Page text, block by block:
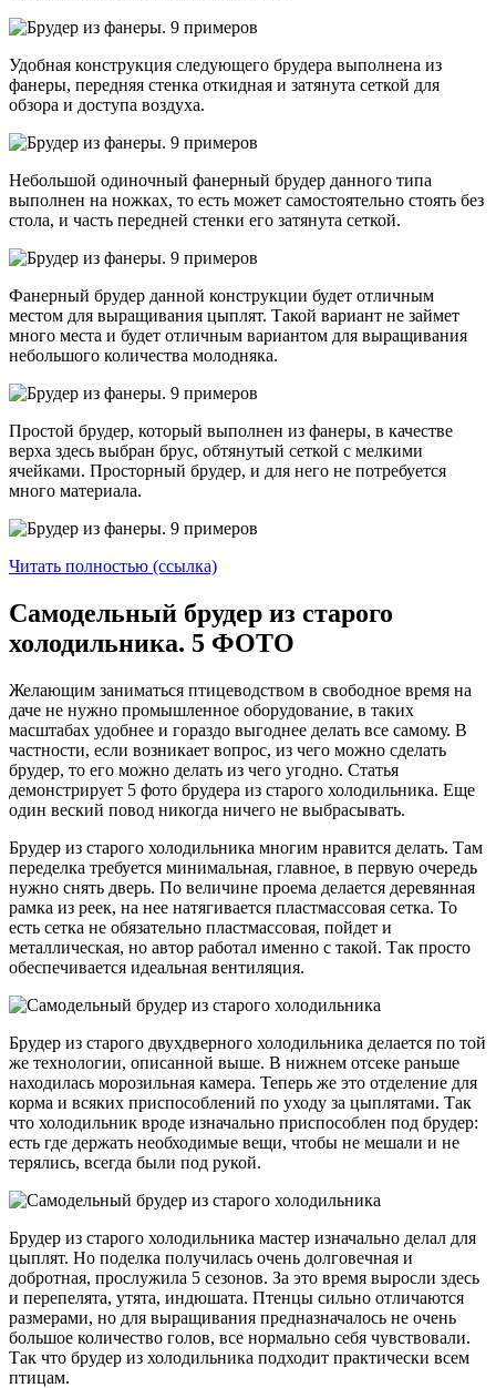
Удобная конструкция следующего брудера выполнена из
фанеры, передняя стенка откидная и затянута сеткой для
обзора и доступа воздуха.
Небольшой одиночный фанерный брудер данного типа
выполнен на ножках, то есть может самостоятельно стоять без
стола, и часть передней стенки его затянута сеткой.
Фанерный брудер данной конструкции будет отличным
местом для выращивания цыплят. Такой вариант не займет
много места и будет отличным вариантом для выращивания
небольшого количества молодняка.
Простой брудер, который выполнен из фанеры, в качестве
верха здесь выбран брус, обтянутый сеткой с мелкими
ячейками. Просторный брудер, и для него не потребуется
много материала.
Читать полностью (ссылка)
Самодельный брудер из старого
холодильника. 5 ФОТО
Желающим заниматься птицеводством в свободное время на
даче не нужно промышленное оборудование, в таких
масштабах удобнее и гораздо выгоднее делать все самому. В
частности, если возникает вопрос, из чего можно сделать
брудер, то его можно делать из чего угодно. Статья
демонстрирует 5 фото брудера из старого холодильника. Еще
один веский повод никогда ничего не выбрасывать.
Брудер из старого холодильника многим нравится делать. Там
переделка требуется минимальная, главное, в первую очередь
нужно снять дверь. По величине проема делается деревянная
рамка из реек, на нее натягивается пластмассовая сетка. То
есть сетка не обязательно пластмассовая, пойдет и
металлическая, но автор работал именно с такой. Так просто
обеспечивается идеальная вентиляция.
Брудер из старого двухдверного холодильника делается по той
же технологии, описанной выше. В нижнем отсеке раньше
находилась морозильная камера. Теперь же это отделение для
корма и всяких приспособлений по уходу за цыплятами. Так
что холодильник вроде изначально приспособлен под брудер:
есть где держать необходимые вещи, чтобы не мешали и не
терялись, всегда были под рукой.
Брудер из старого холодильника мастер изначально делал для
цыплят. Но поделка получилась очень долговечная и
добротная, прослужила 5 сезонов. За это время выросли здесь
и перепелята, утята, индюшата. Птенцы сильно отличаются
размерами, но для выращивания предназначалось не очень
большое количество голов, все нормально себя чувствовали.
Так что брудер из холодильника подходит практически всем
птицам.